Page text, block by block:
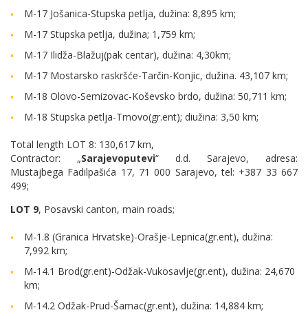
M-17 Jošanica-Stupska petlja, dužina: 8,895 km;
M-17 Stupska petlja, dužina; 1,759 km;
M-17 Ilidža-Blažuj(pak centar), dužina: 4,30km;
M-17 Mostarsko raskršće-Tarčin-Konjic, dužina. 43,107 km;
M-18 Olovo-Semizovac-Koševsko brdo, dužina: 50,711 km;
M-18 Stupska petlja-Trnovo(gr.ent); diužina: 3,50 km;
Total length LOT 8: 130,617 km,
Contractor: „Sarajevoputevi“ d.d. Sarajevo, adresa:
Mustajbega Fadilpašića 17, 71 000 Sarajevo, tel: +387 33 667
499;
LOT 9, Posavski canton, main roads;
M-1.8 (Granica Hrvatske)-Orašje-Lepnica(gr.ent), dužina:
7,992 km;
M-14.1 Brod(gr.ent)-Odžak-Vukosavlje(gr.ent), dužina: 24,670
km;
M-14.2 Odžak-Prud-Šamac(gr.ent), dužina: 14,884 km;